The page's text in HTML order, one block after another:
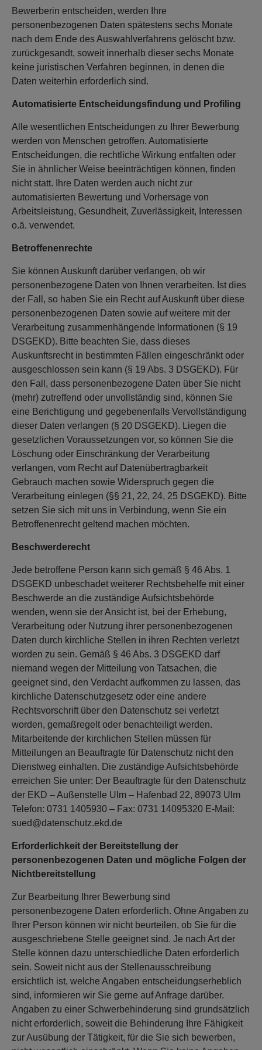
Bewerberin entscheiden, werden Ihre
personenbezogenen Daten spätestens sechs Monate
nach dem Ende des Auswahlverfahrens gelöscht bzw.
zurückgesandt, soweit innerhalb dieser sechs Monate
keine juristischen Verfahren beginnen, in denen die
Daten weiterhin erforderlich sind.
Automatisierte Entscheidungsfindung und Profiling
Alle wesentlichen Entscheidungen zu Ihrer Bewerbung
werden von Menschen getroffen. Automatisierte
Entscheidungen, die rechtliche Wirkung entfalten oder
Sie in ähnlicher Weise beeinträchtigen können, finden
nicht statt. Ihre Daten werden auch nicht zur
automatisierten Bewertung und Vorhersage von
Arbeitsleistung, Gesundheit, Zuverlässigkeit, Interessen
o.ä. verwendet.
Betroffenenrechte
Sie können Auskunft darüber verlangen, ob wir
personenbezogene Daten von Ihnen verarbeiten. Ist dies
der Fall, so haben Sie ein Recht auf Auskunft über diese
personenbezogenen Daten sowie auf weitere mit der
Verarbeitung zusammenhängende Informationen (§ 19
DSGEKD). Bitte beachten Sie, dass dieses
Auskunftsrecht in bestimmten Fällen eingeschränkt oder
ausgeschlossen sein kann (§ 19 Abs. 3 DSGEKD). Für
den Fall, dass personenbezogene Daten über Sie nicht
(mehr) zutreffend oder unvollständig sind, können Sie
eine Berichtigung und gegebenenfalls Vervollständigung
dieser Daten verlangen (§ 20 DSGEKD). Liegen die
gesetzlichen Voraussetzungen vor, so können Sie die
Löschung oder Einschränkung der Verarbeitung
verlangen, vom Recht auf Datenübertragbarkeit
Gebrauch machen sowie Widerspruch gegen die
Verarbeitung einlegen (§§ 21, 22, 24, 25 DSGEKD). Bitte
setzen Sie sich mit uns in Verbindung, wenn Sie ein
Betroffenenrecht geltend machen möchten.
Beschwerderecht
Jede betroffene Person kann sich gemäß § 46 Abs. 1
DSGEKD unbeschadet weiterer Rechtsbehelfe mit einer
Beschwerde an die zuständige Aufsichtsbehörde
wenden, wenn sie der Ansicht ist, bei der Erhebung,
Verarbeitung oder Nutzung ihrer personenbezogenen
Daten durch kirchliche Stellen in ihren Rechten verletzt
worden zu sein. Gemäß § 46 Abs. 3 DSGEKD darf
niemand wegen der Mitteilung von Tatsachen, die
geeignet sind, den Verdacht aufkommen zu lassen, das
kirchliche Datenschutzgesetz oder eine andere
Rechtsvorschrift über den Datenschutz sei verletzt
worden, gemaßregelt oder benachteiligt werden.
Mitarbeitende der kirchlichen Stellen müssen für
Mitteilungen an Beauftragte für Datenschutz nicht den
Dienstweg einhalten. Die zuständige Aufsichtsbehörde
erreichen Sie unter: Der Beauftragte für den Datenschutz
der EKD – Außenstelle Ulm – Hafenbad 22, 89073 Ulm
Telefon: 0731 1405930 – Fax: 0731 14095320 E-Mail:
sued@datenschutz.ekd.de
Erforderlichkeit der Bereitstellung der
personenbezogenen Daten und mögliche Folgen der
Nichtbereitstellung
Zur Bearbeitung Ihrer Bewerbung sind
personenbezogene Daten erforderlich. Ohne Angaben zu
Ihrer Person können wir nicht beurteilen, ob Sie für die
ausgeschriebene Stelle geeignet sind. Je nach Art der
Stelle können dazu unterschiedliche Daten erforderlich
sein. Soweit nicht aus der Stellenausschreibung
ersichtlich ist, welche Angaben entscheidungserheblich
sind, informieren wir Sie gerne auf Anfrage darüber.
Angaben zu einer Schwerbehinderung sind grundsätzlich
nicht erforderlich, soweit die Behinderung Ihre Fähigkeit
zur Ausübung der Tätigkeit, für die Sie sich bewerben,